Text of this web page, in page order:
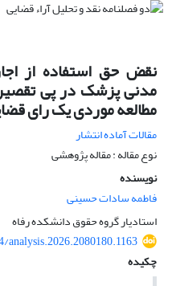
نقض حق استفاده از
مدنی پزشک در پی
مطالعه موردی یک رای
مقالات آماده انتشار
نوع مقاله : مقاله پژوهشی
نویسنده
فاطمه سادات حسینی
استادیار گروه حقوق دانشکده رفاه
analysis.2026.2080180.1163
چکیده